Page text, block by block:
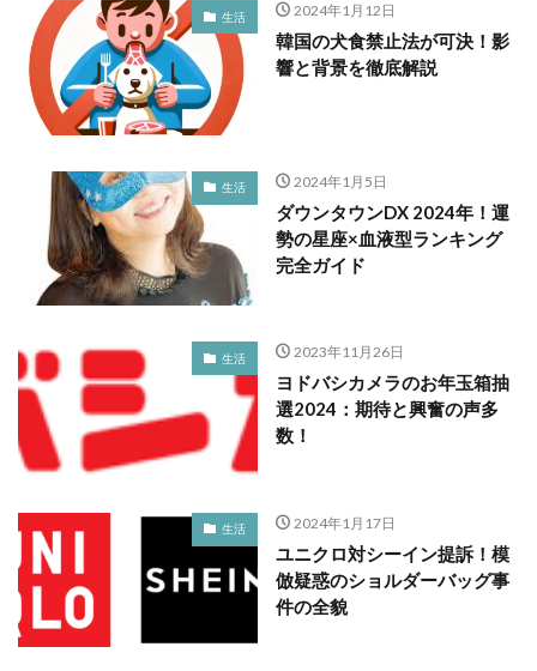
生活 2024年1月12日
韓国の犬食禁止法が可決！影
響と背景を徹底解説
生活 2024年1月5日
ダウンタウンDX 2024年！運
勢の星座×血液型ランキング
完全ガイド
生活 2023年11月26日
ヨドバシカメラのお年玉箱抽
選2024：期待と興奮の声多
数！
生活 2024年1月17日
ユニクロ対シーイン提訴！模
倣疑惑のショルダーバッグ事
件の全貌